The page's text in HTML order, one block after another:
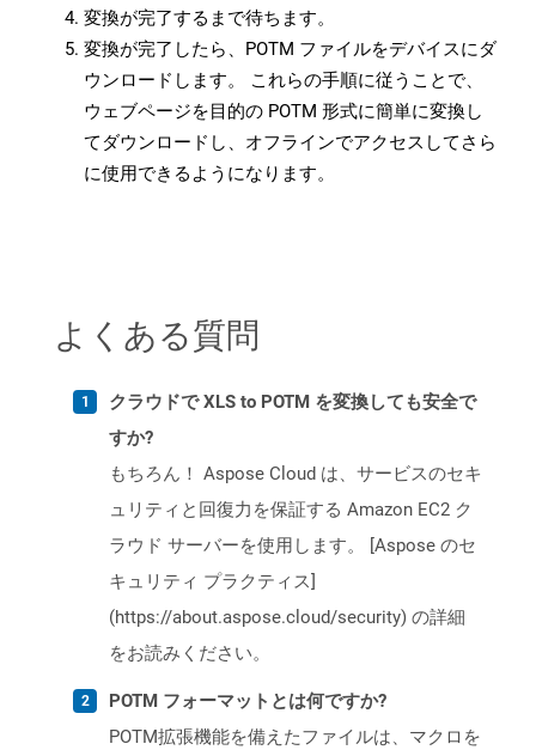
変換が完了するまで待ちます。
変換が完了したら、POTM ファイルをデバイスにダ
ウンロードします。 これらの手順に従うことで、
ウェブページを目的の POTM 形式に簡単に変換し
てダウンロードし、オフラインでアクセスしてさら
に使用できるようになります。
よくある質問
クラウドで XLS to POTM を変換しても安全で
すか?
もちろん！ Aspose Cloud は、サービスのセキ
ュリティと回復力を保証する Amazon EC2 ク
ラウド サーバーを使用します。 [Aspose のセ
キュリティ プラクティス]
(https://about.aspose.cloud/security) の詳細
をお読みください。
POTM フォーマットとは何ですか?
POTM拡張機能を備えたファイルは、マクロを